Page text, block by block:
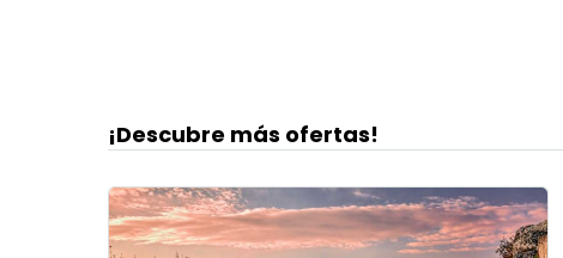
¡Descubre más ofertas!